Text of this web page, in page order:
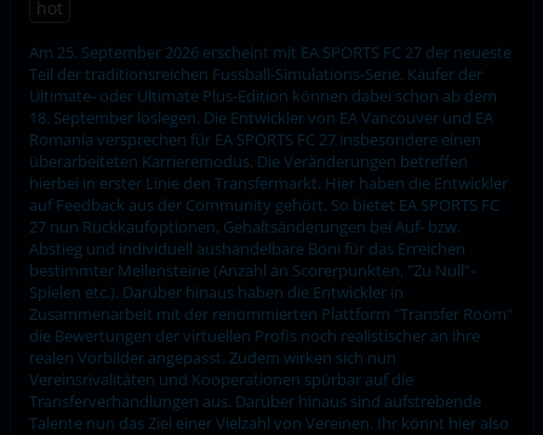
hot
Am 25. September 2026 erscheint mit EA SPORTS FC 27 der neueste
Teil der traditionsreichen Fussball-Simulations-Serie. Käufer der
Ultimate- oder Ultimate Plus-Edition können dabei schon ab dem
18. September loslegen. Die Entwickler von EA Vancouver und EA
Romania versprechen für EA SPORTS FC 27 insbesondere einen
überarbeiteten Karrieremodus. Die Veränderungen betreffen
hierbei in erster Linie den Transfermarkt. Hier haben die Entwickler
auf Feedback aus der Community gehört. So bietet EA SPORTS FC
27 nun Rückkaufoptionen, Gehaltsänderungen bei Auf- bzw.
Abstieg und individuell aushandelbare Boni für das Erreichen
bestimmter Meilensteine (Anzahl an Scorerpunkten, "Zu Null"-
Spielen etc.). Darüber hinaus haben die Entwickler in
Zusammenarbeit mit der renommierten Plattform "Transfer Room"
die Bewertungen der virtuellen Profis noch realistischer an ihre
realen Vorbilder angepasst. Zudem wirken sich nun
Vereinsrivalitäten und Kooperationen spürbar auf die
Transferverhandlungen aus. Darüber hinaus sind aufstrebende
Talente nun das Ziel einer Vielzahl von Vereinen. Ihr könnt hier also